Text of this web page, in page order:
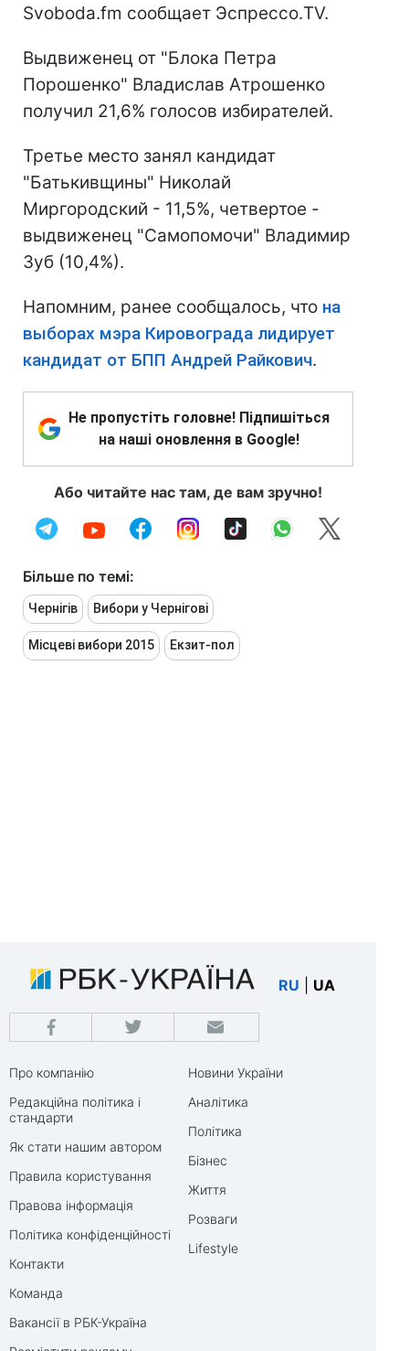
Svoboda.fm сообщает Эспрессо.TV.
Выдвиженец от "Блока Петра
Порошенко" Владислав Атрошенко
получил 21,6% голосов избирателей.
Третье место занял кандидат
"Батькивщины" Николай
Миргородский - 11,5%, четвертое -
выдвиженец "Самопомочи" Владимир
Зуб (10,4%).
Напомним, ранее сообщалось, что на
выборах мэра Кировограда лидирует
кандидат от БПП Андрей Райкович.
Не пропустіть головне! Підпишіться
на наші оновлення в Google!
Або читайте нас там, де вам зручно!
Більше по темі:
Чернігів Вибори у Чернігові
Місцеві вибори 2015 Екзит-пол
RU UA
Про компанію
Редакційна політика і
стандарти
Як стати нашим автором
Правила користування
Правова інформація
Політика конфіденційності
Контакти
Команда
Вакансії в РБК-Україна
Новини України
Аналітика
Політика
Бізнес
Життя
Розваги
Lifestyle